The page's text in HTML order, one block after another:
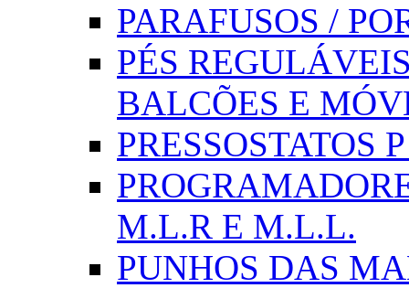
PARAFUSOS /
PÉS
BALCÕES E
PRESSOSTATOS
M.L.R E M.L.L.
PUNHOS DAS